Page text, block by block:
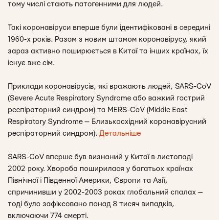
тому числі стають патогенними для людей.
Такі коронавіруси вперше були ідентифіковані в середині
1960-х років. Разом з новим штамом коронавірусу, який
зараз активно поширюється в Китаї та інших країнах, їх
існує вже сім.
Приклади коронавірусів, які вражають людей, SARS-CoV
(Severe Acute Respiratory Syndrome або важкий гострий
респіраторний синдром) та MERS-CoV (Middle East
Respiratory Syndrome — Близькосхідний коронавірусний
респіраторний синдром). Детальніше
SARS-CoV вперше був визнаний у Китаї в листопаді
2002 року. Хвороба поширилася у багатьох країнах
Північної і Південної Америки, Європи та Азії,
спричинивши у 2002-2003 роках глобальний спалах —
тоді було зафіксовано понад 8 тисяч випадків,
включаючи 774 смерті.